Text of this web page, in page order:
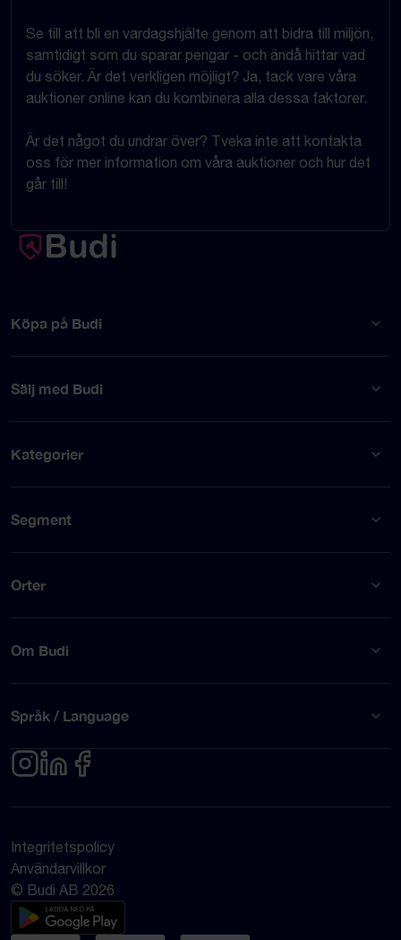
Se till att bli en vardagshjälte genom att bidra till miljön,
samtidigt som du sparar pengar - och ändå hittar vad
du söker. Är det verkligen möjligt? Ja, tack vare våra
auktioner online kan du kombinera alla dessa faktorer.
Är det något du undrar över? Tveka inte att kontakta
oss för mer information om våra auktioner och hur det
går till!
Köpa på Budi
Sälj med Budi
Kategorier
Segment
Orter
Om Budi
Språk / Language
Integritetspolicy
Användarvillkor
© Budi AB 2026